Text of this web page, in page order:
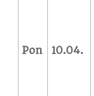
Pon 10.04.